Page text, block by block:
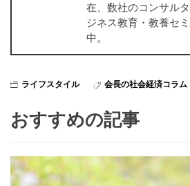
在、数社のコンサル
ジネス教育・教養セ
中。
ライフスタイル 会長の社会経済コラム
おすすめの記事